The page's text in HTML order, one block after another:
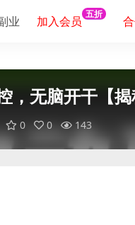
业 加入会员 五折
无脑开干【揭
0 0 143